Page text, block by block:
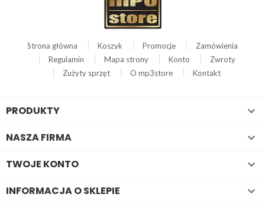
Strona główna Koszyk Promocje
Zamówienia
Regulamin
Mapa strony Konto
Zwroty
Zużyty sprzęt
O mp3store Kontakt
PRODUKTY 
NASZA FIRMA 
TWOJE KONTO 
INFORMACJA O SKLEPIE 